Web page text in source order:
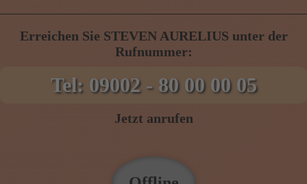
Erreichen Sie STEVEN AURELIUS unter der
Rufnummer:
Tel: 09002 - 80 00 00 05
Jetzt anrufen